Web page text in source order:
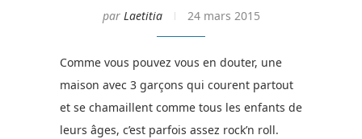
par Laetitia 24 mars 2015
Comme vous pouvez vous en douter, une
maison avec 3 garçons qui courent partout
et se chamaillent comme tous les enfants de
leurs âges, c’est parfois assez rock’n roll.